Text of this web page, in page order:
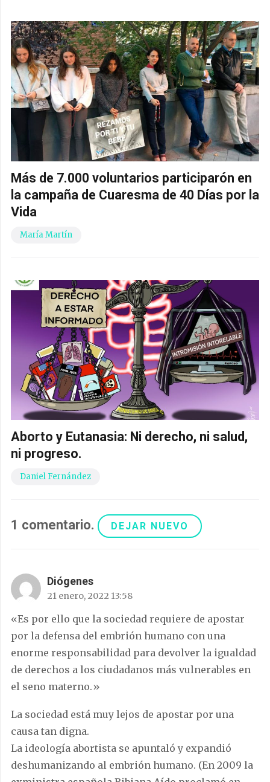
Más de 7.000 voluntarios participarón en
la campaña de Cuaresma de 40 Días por la
Vida
María Martín
Aborto y Eutanasia: Ni derecho, ni salud,
ni progreso.
Daniel Fernández
1 comentario. DEJAR NUEVO
Diógenes
21 enero, 2022 13:58
«Es por ello que la sociedad requiere de apostar
por la defensa del embrión humano con una
enorme responsabilidad para devolver la igualdad
de derechos a los ciudadanos más vulnerables en
el seno materno.»
La sociedad está muy lejos de apostar por una
causa tan digna.
La ideología abortista se apuntaló y expandió
deshumanizando al embrión humano. (En 2009 la